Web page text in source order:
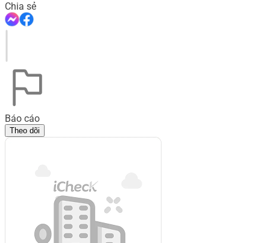
Chia sẻ
Báo cáo
Theo dõi